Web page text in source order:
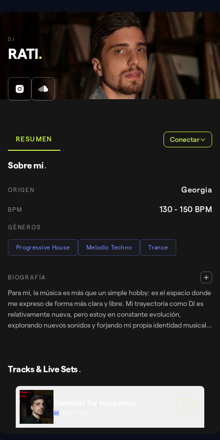
DJ
RATI.
RESUMEN Conectar
Sobre mí.
ORIGEN Georgia
BPM 130 - 150 BPM
GÉNEROS
Progressive House Melodic Techno Trance
BIOGRAFÍA
Para mí, la música es más que un simple hobby: es el espacio donde
me expreso de forma más clara y libre. Mi trayectoria como DJ es
relativamente nueva, pero estoy en constante evolución,
explorando nuevos sonidos y forjando mi propia identidad musical.
Tracks & Live Sets.